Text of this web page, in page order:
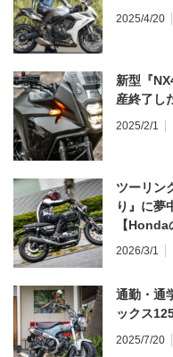
2025/4/20
新型『
産終了し
2025/2/1
ツーリン
り』に夢
【
ンプレ・
2026/3/1
通勤・通
ックス
2025/7/20